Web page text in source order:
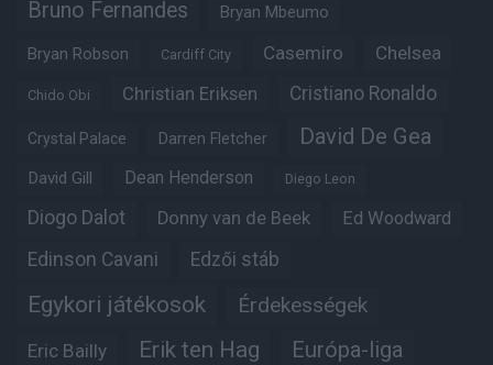
Bruno Fernandes Bryan Mbeumo
Bryan Robson Cardiff City Casemiro Chelsea
Chido Obi Christian Eriksen Cristiano Ronaldo
Crystal Palace Darren Fletcher David De Gea
David Gill Dean Henderson Diego Leon
Diogo Dalot Donny van de Beek Ed Woodward
Edinson Cavani Edzői stáb
Egykori játékosok Érdekességek
Eric Bailly Erik ten Hag Európa-liga